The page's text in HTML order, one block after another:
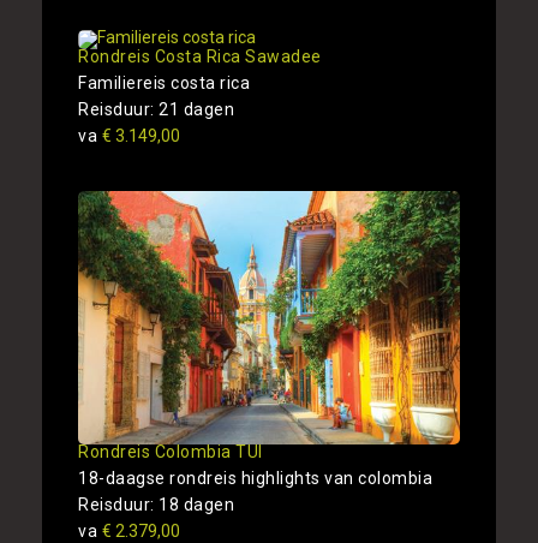
Rondreis Costa Rica Sawadee
Familiereis costa rica
Reisduur: 21 dagen
va € 3.149,00
Rondreis Colombia TUI
18-daagse rondreis highlights van colombia
Reisduur: 18 dagen
va € 2.379,00